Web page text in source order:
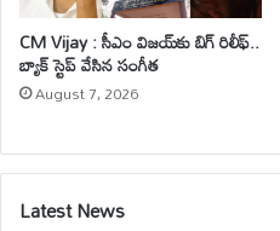
CM Vijay : సీఎం విజయ్‌కు బిగ్ రిలీఫ్..
బ్యాక్ స్టెప్ వేసిన సంగీత
August 7, 2026
Latest News